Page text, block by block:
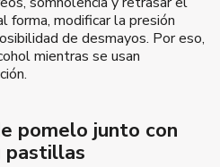
forma, modificar la presión
de desmayos. Por eso,
mientras se usan
pomelo junto con
pastillas